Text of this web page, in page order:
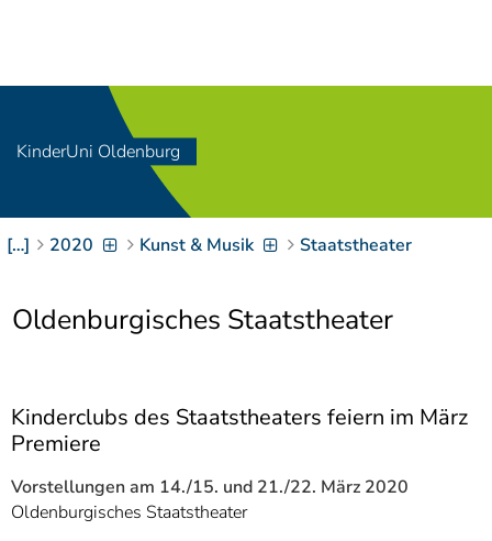
Zum Inhalt springen
[Access-Key 2
Zur Suche springen
[Access-Key 4]
Zur Hauptnavigation
Zur
Zur
springen
]
Informationen zur
KinderUni Oldenburg
[…] 2020 Kunst & Musik Staatstheater
Oldenburgisches Staatstheater
Kinderclubs des Staatstheaters feiern im März
Premiere
Vorstellungen am 14./15. und 21./22. März 2020
Oldenburgisches Staatstheater